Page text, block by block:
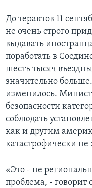
До терактов 11
не очень строго
выдавать
поработать в
шесть тысяч
значительно
изменилось.
безопасности
соблюдать
как и другим
катастрофически не
«Это - не
проблема, - говорит